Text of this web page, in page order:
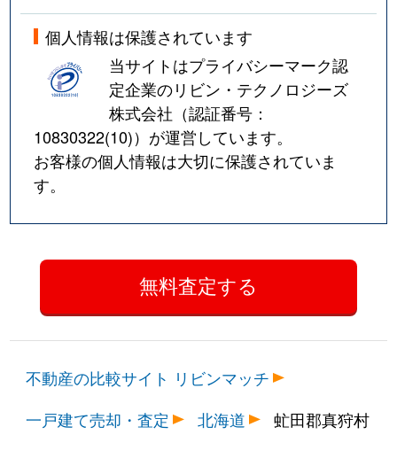
個人情報は保護されています
当サイトはプライバシーマーク認
定企業のリビン・テクノロジーズ
株式会社（認証番号：
10830322(10)）が運営しています。
お客様の個人情報は大切に保護されていま
す。
不動産の比較サイト リビンマッチ
一戸建て売却・査定
北海道 虻田郡真狩村